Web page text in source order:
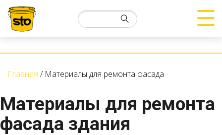
Главная Материалы для ремонта фасада
Материалы для ремонта
фасада здания